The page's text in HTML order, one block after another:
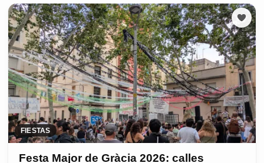
FIESTAS
Festa Major de Gràcia 2026: calles